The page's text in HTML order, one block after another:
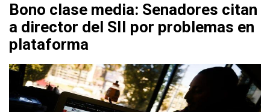
Bono clase media: Senadores citan
a director del SII por problemas en
plataforma